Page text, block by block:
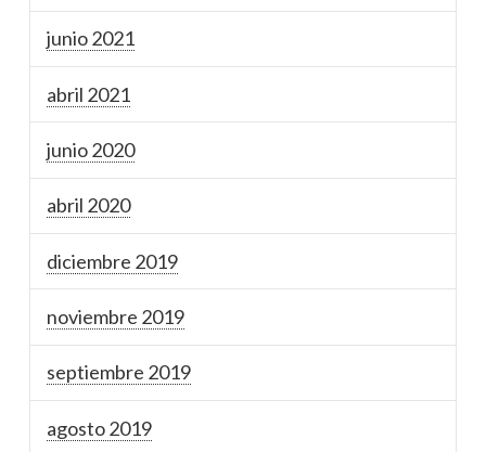
junio 2021
abril 2021
junio 2020
abril 2020
diciembre 2019
noviembre 2019
septiembre 2019
agosto 2019